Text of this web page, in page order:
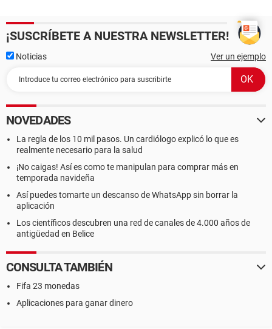
¡SUSCRÍBETE A NUESTRA NEWSLETTER!
Noticias Ver un ejemplo
NOVEDADES
La regla de los 10 mil pasos. Un cardiólogo explicó lo que es
realmente necesario para la salud
¡No caigas! Así es como te manipulan para comprar más en
temporada navideña
Así puedes tomarte un descanso de WhatsApp sin borrar la
aplicación
Los científicos descubren una red de canales de 4.000 años de
antigüedad en Belice
CONSULTA TAMBIÉN
Fifa 23 monedas
Aplicaciones para ganar dinero